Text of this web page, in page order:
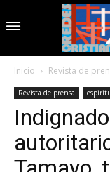
Inicio Revista de
Revista de prensa